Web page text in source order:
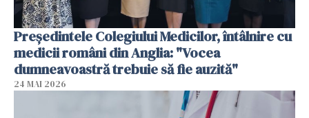
Președintele Colegiului Medicilor, întâlnire cu
medicii români din Anglia: "Vocea
dumneavoastră trebuie să fie auzită"
24 MAI 2026